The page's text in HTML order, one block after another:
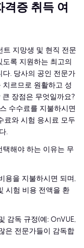
증 취득 여
트 지망생 및 현직 전문
록 지원하는 최고의
. 당사의 공인 전문가
르므로 원활하고 성
장점은 무엇일까요?
수수료를 지불하시면
료와 시험 응시료 모두
.
택해야 하는 이유는 무
용을 지불하시면 되며,
시험 비용 전액을 환
감독 규정(예: OnVUE,
은 전문가들이 감독합